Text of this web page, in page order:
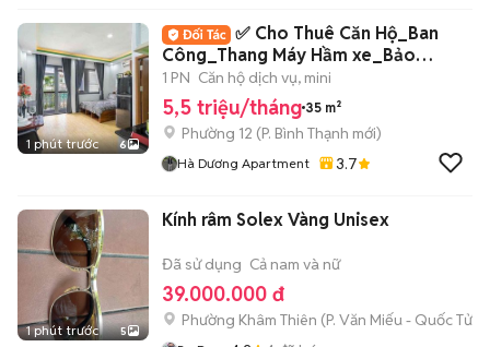
1 phút trước 6
✅ Cho Thuê Căn Hộ_Ban
Công_Thang Máy Hầm xe_Bảo
Vệ_Nơ Trang Long✅
1 PN Căn hộ dịch vụ, mini
5,5 triệu/tháng 35 m²
Phường 12 (P. Bình Thạnh mới)
Hà Dương Apartment 3.7
1 phút trước 5
Kính râm Solex Vàng Unisex
Đã sử dụng Cả nam và nữ
39.000.000 đ
Phường Khâm Thiên (P. Văn Miếu - Quốc Tử